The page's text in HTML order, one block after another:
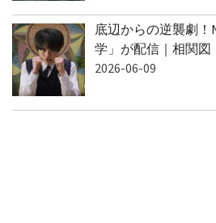
底辺からの逆襲劇
学」が配信｜相関
2026-06-09